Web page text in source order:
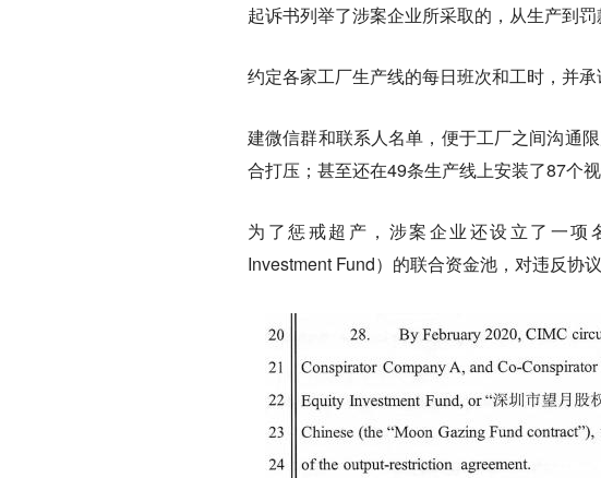
起诉书列举了涉案企业所采取的，从生产到罚
约定各家工厂生产线的每日班次和工时，并承
建微信群和联系人名单，便于工厂之间沟通
合打压 ；甚至还在49条生产线上安装了87个
为了惩戒超产，涉案企业还设立了一项
Investment Fund）的联合资金池，对违反协